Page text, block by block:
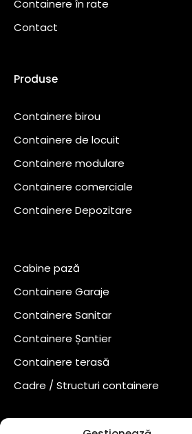
Containere în rate
Contact
Produse
Containere birou
Containere de locuit
Containere modulare
Containere comerciale
Containere Depozitare
Cabine pază
Containere Garaje
Containere Sanitar
Containere Șantier
Containere terasă
Cadre / Structuri containere